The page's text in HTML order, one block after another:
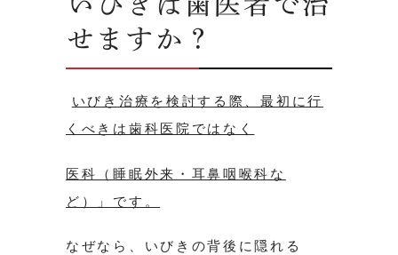
せますか？
いびき治療を検討する際、最初に行
くべきは歯科医院ではなく
医科（睡眠外来・耳鼻咽喉科な
ど）」です。
なぜなら、いびきの背後に隠れる